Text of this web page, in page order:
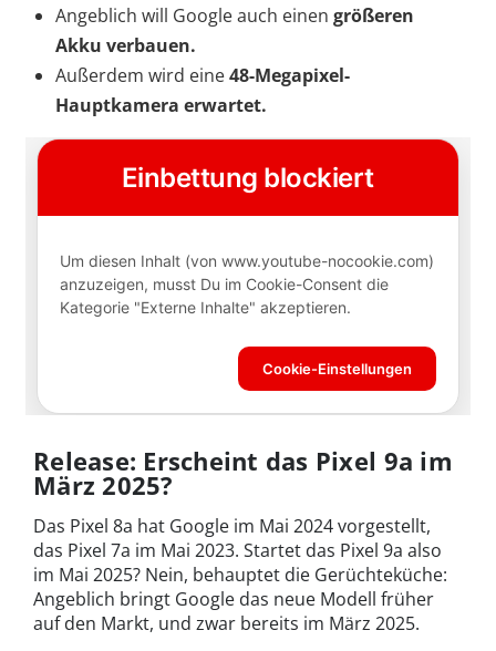
Angeblich will Google auch einen größeren
Akku verbauen.
Außerdem wird eine48-Megapixel-
Hauptkamera erwartet.
Release: Erscheint das Pixel 9a im
März 2025?
Das Pixel 8a hat Google im Mai 2024 vorgestellt,
das Pixel 7a im Mai 2023. Startet das Pixel 9a also
im Mai 2025? Nein, behauptet die Gerüchteküche:
Angeblich bringt Google das neue Modell früher
auf den Markt, und zwar bereits im März 2025.